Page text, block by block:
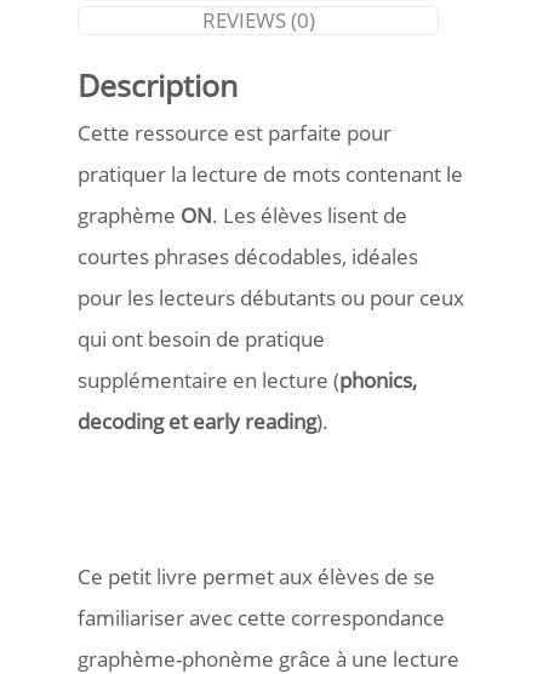
REVIEWS (0)
Description
Cette ressource est parfaite pour
pratiquer la lecture de mots contenant le
graphème ON. Les élèves lisent de
courtes phrases décodables, idéales
pour les lecteurs débutants ou pour ceux
qui ont besoin de pratique
supplémentaire en lecture (phonics,
decoding et early reading).
Ce petit livre permet aux élèves de se
familiariser avec cette correspondance
graphème-phonème grâce à une lecture